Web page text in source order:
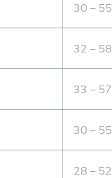
30 – 55
32 – 58
33 – 57
30 – 55
28 – 52